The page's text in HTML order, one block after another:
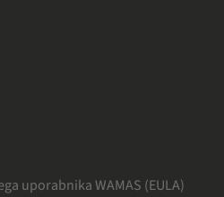
uporabnika WAMAS (EULA)